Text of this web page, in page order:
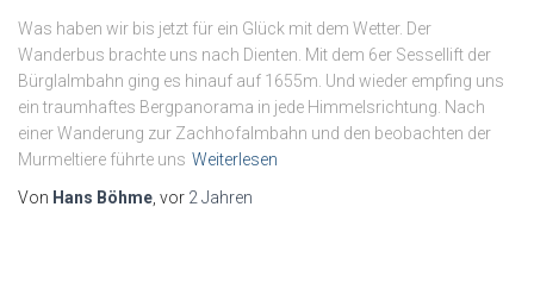
Was haben wir bis jetzt für ein Glück mit dem Wetter. Der
Wanderbus brachte uns nach Dienten. Mit dem 6er Sessellift der
Bürglalmbahn ging es hinauf auf 1655m. Und wieder empfing uns
ein traumhaftes Bergpanorama in jede Himmelsrichtung. Nach
einer Wanderung zur Zachhofalmbahn und den beobachten der
Murmeltiere führte uns Weiterlesen
Von Hans Böhme , vor 2 Jahren